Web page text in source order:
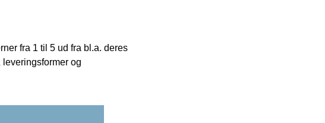
fra 1 til 5 ud fra bl.a. deres
og